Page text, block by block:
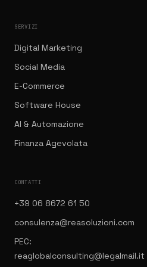
SERVIZI
Digital Marketing
Social Media
E-Commerce
Software House
AI & Automazione
Finanza Agevolata
CONTATTI
+39 06 8672 61 50
consulenza@reasoluzioni.com
PEC:
reaglobalconsulting@legalmail.it